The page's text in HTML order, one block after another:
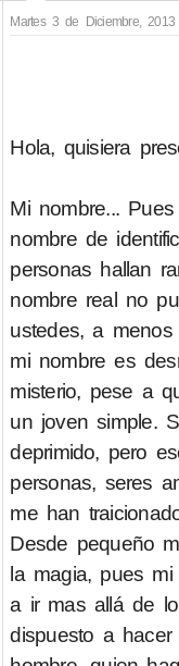
Martes 3 de Diciembre, 2013
Hola, quisiera
Mi nombre...
nombre de
personas hallan
nombre real no
ustedes, a
mi nombre es
misterio, pese a
un joven simple.
deprimido, pero
personas, seres
me han
Desde pequeño
la magia, pues
a ir mas allá de
dispuesto a